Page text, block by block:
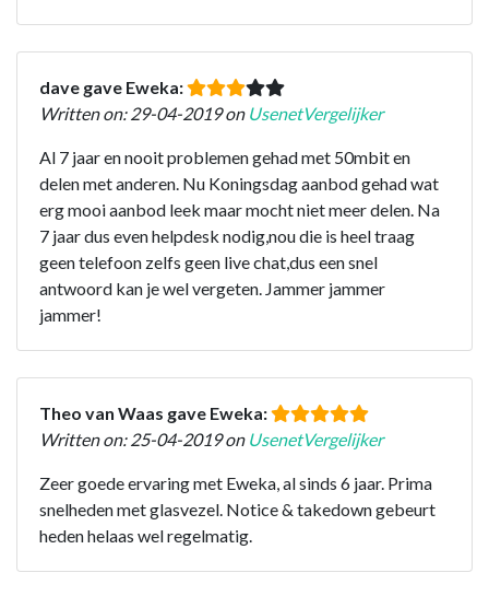
dave gave Eweka:
Written on: 29-04-2019 on UsenetVergelijker
Al 7 jaar en nooit problemen gehad met 50mbit en
delen met anderen. Nu Koningsdag aanbod gehad wat
erg mooi aanbod leek maar mocht niet meer delen. Na
7 jaar dus even helpdesk nodig,nou die is heel traag
geen telefoon zelfs geen live chat,dus een snel
antwoord kan je wel vergeten. Jammer jammer
jammer!
Theo van Waas gave Eweka:
Written on: 25-04-2019 on UsenetVergelijker
Zeer goede ervaring met Eweka, al sinds 6 jaar. Prima
snelheden met glasvezel. Notice & takedown gebeurt
heden helaas wel regelmatig.